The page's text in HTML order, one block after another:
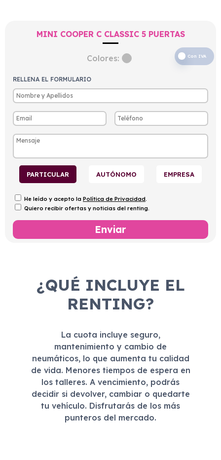
MINI COOPER C CLASSIC 5 PUERTAS
Con IVA
Colores:
RELLENA EL FORMULARIO
PARTICULAR AUTÓNOMO EMPRESA
He leído y acepto la Política de Privacidad.
Quiero recibir ofertas y noticias del renting.
¿QUÉ INCLUYE EL
RENTING?
La cuota incluye seguro,
mantenimiento y cambio de
neumáticos, lo que aumenta tu calidad
de vida. Menores tiempos de espera en
los talleres. A vencimiento, podrás
decidir si devolver, cambiar o quedarte
tu vehículo. Disfrutarás de los más
punteros del mercado.